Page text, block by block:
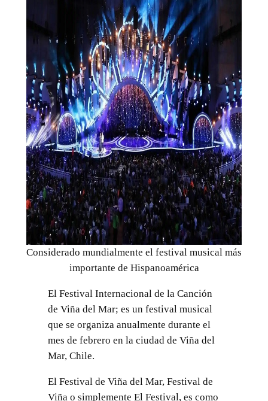
Considerado mundialmente el festival musical más
importante de Hispanoamérica
El Festival Internacional de la Canción
de Viña del Mar; es un festival musical
que se organiza anualmente durante el
mes de febrero en la ciudad de Viña del
Mar, Chile.
El Festival de Viña del Mar, Festival de
Viña o simplemente El Festival, es como